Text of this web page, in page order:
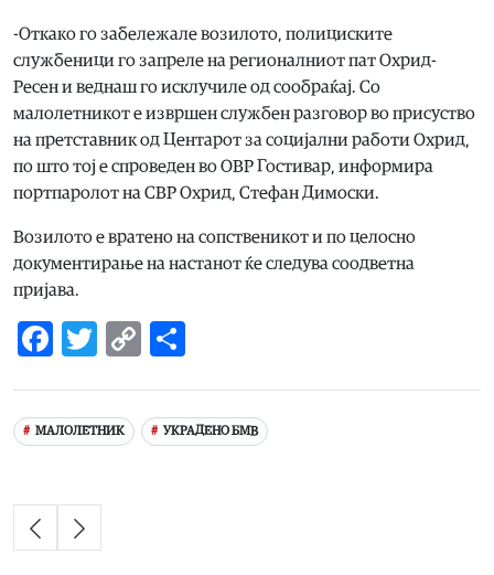
-Откако го забележале возилото, полициските
службеници го запреле на регионалниот пат Охрид-
Ресен и веднаш го исклучиле од сообраќај. Со
малолетникот е извршен службен разговор во присуство
на претставник од Центарот за социјални работи Охрид,
по што тој е спроведен во ОВР Гостивар, информира
портпаролот на СВР Охрид, Стефан Димоски.
Возилото е вратено на сопственикот и по целосно
документирање на настанот ќе следува соодветна
пријава.
Facebook
Twitter
Copy
МАЛОЛЕТНИК УКРАДЕНО БМВ